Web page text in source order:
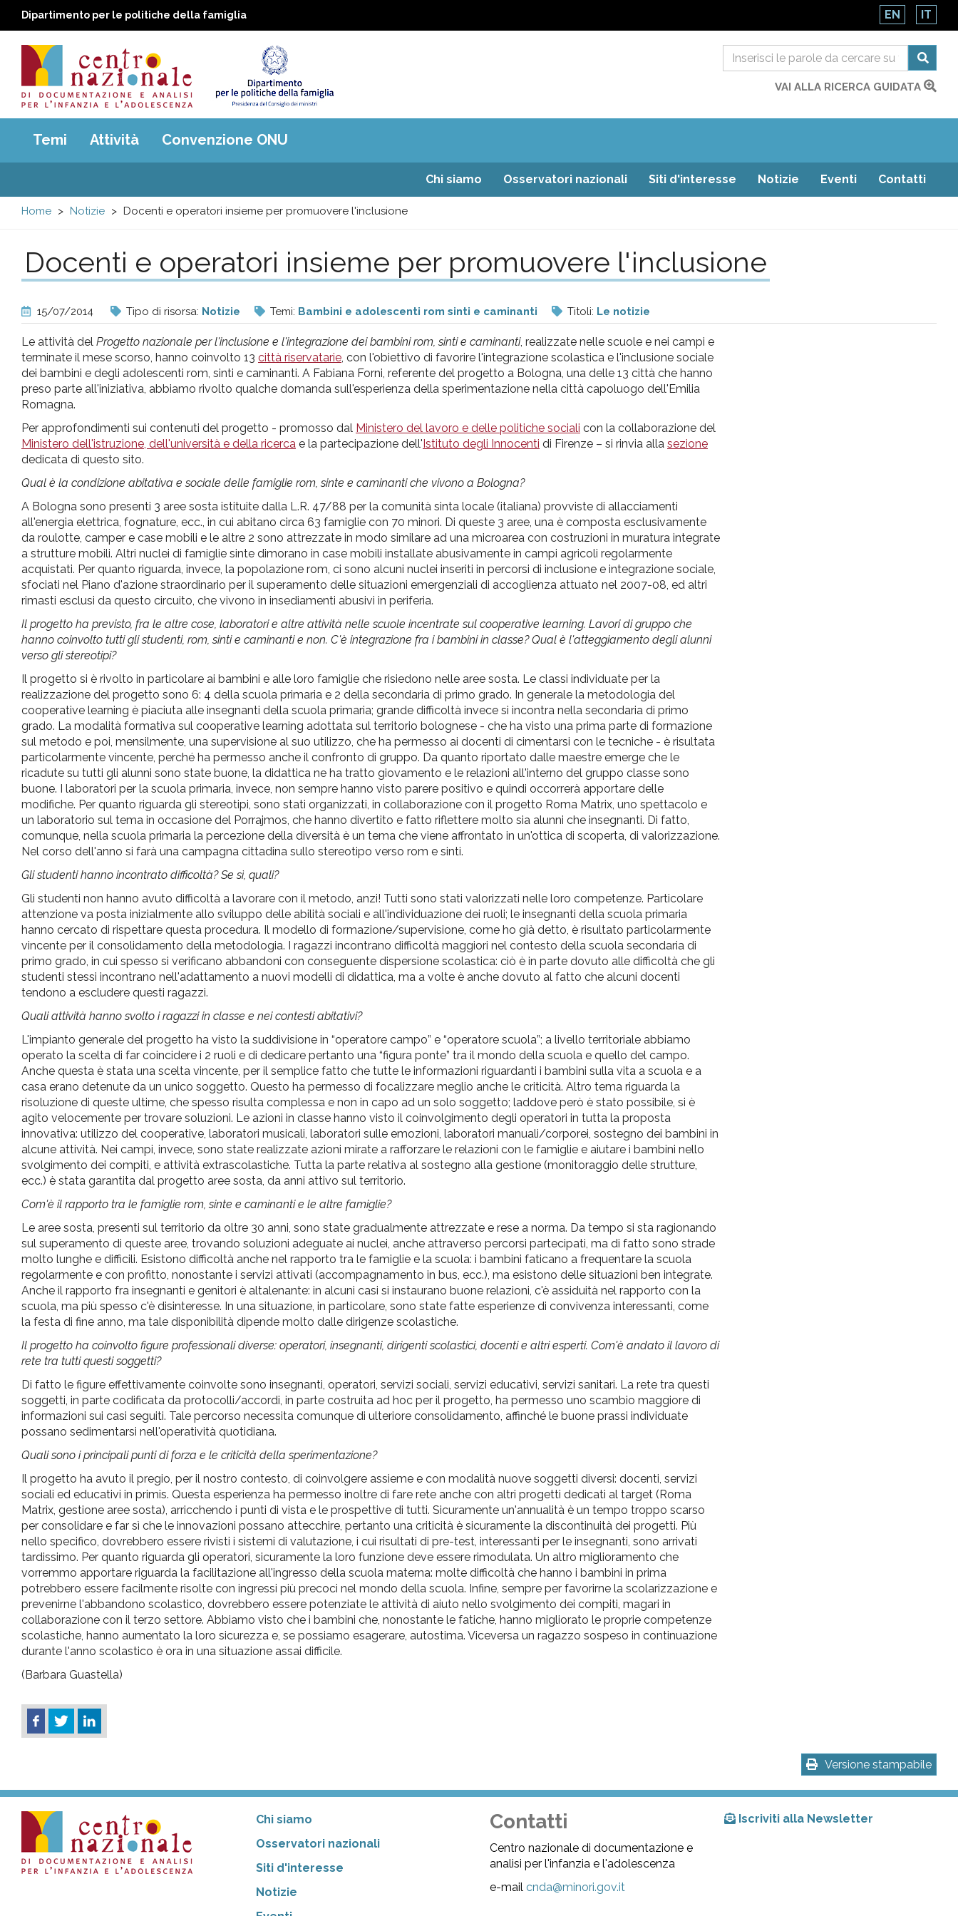
Dipartimento per le politiche della famiglia EN IT
Centro
nazionale
di
e
analisi
pr
l'infanzia
e
l'adolescenza
VAI ALLA RICERCA GUIDATA
Main
menu
Temi Attività Convenzione ONU
Chi siamo Osservatori nazionali Siti d'interesse Notizie Eventi Contatti
Home Notizie Docenti e operatori insieme per promuovere l'inclusione
Docenti e operatori insieme per promuovere l'inclusione
15/07/2014 Tipo di risorsa: Notizie Temi: Bambini e adolescenti rom sinti e caminanti Titoli: Le notizie
Le attività del Progetto nazionale per l'inclusione e l'integrazione dei bambini rom, sinti e caminanti, realizzate nelle scuole e nei campi e
terminate il mese scorso, hanno coinvolto 13 città riservatarie , con l'obiettivo di favorire l'integrazione scolastica e l'inclusione sociale
dei bambini e degli adolescenti rom, sinti e caminanti. A Fabiana Forni, referente del progetto a Bologna, una delle 13 città che hanno
preso parte all'iniziativa, abbiamo rivolto qualche domanda sull'esperienza della sperimentazione nella città capoluogo dell'Emilia
Romagna.
Per approfondimenti sui contenuti del progetto - promosso dal Ministero del lavoro e delle politiche sociali con la collaborazione del
Ministero dell'istruzione, dell'università e della ricerca e la partecipazione dell'Istituto degli Innocenti di Firenze – si rinvia alla sezione
dedicata di questo sito.
Qual è la condizione abitativa e sociale delle famiglie rom, sinte e caminanti che vivono a Bologna?
A Bologna sono presenti 3 aree sosta istituite dalla L.R. 47/88 per la comunità sinta locale (italiana) provviste di allacciamenti
all'energia elettrica, fognature, ecc., in cui abitano circa 63 famiglie con 70 minori. Di queste 3 aree, una è composta esclusivamente
da roulotte, camper e case mobili e le altre 2 sono attrezzate in modo similare ad una microarea con costruzioni in muratura integrate
a strutture mobili. Altri nuclei di famiglie sinte dimorano in case mobili installate abusivamente in campi agricoli regolarmente
acquistati. Per quanto riguarda, invece, la popolazione rom, ci sono alcuni nuclei inseriti in percorsi di inclusione e integrazione sociale,
sfociati nel Piano d'azione straordinario per il superamento delle situazioni emergenziali di accoglienza attuato nel 2007-08, ed altri
rimasti esclusi da questo circuito, che vivono in insediamenti abusivi in periferia.
Il progetto ha previsto, fra le altre cose, laboratori e altre attività nelle scuole incentrate sul cooperative learning. Lavori di gruppo che
hanno coinvolto tutti gli studenti, rom, sinti e caminanti e non. C'è integrazione fra i bambini in classe? Qual è l'atteggiamento degli alunni
verso gli stereotipi?
Il progetto si è rivolto in particolare ai bambini e alle loro famiglie che risiedono nelle aree sosta. Le classi individuate per la
realizzazione del progetto sono 6: 4 della scuola primaria e 2 della secondaria di primo grado. In generale la metodologia del
cooperative learning è piaciuta alle insegnanti della scuola primaria; grande difficoltà invece si incontra nella secondaria di primo
grado. La modalità formativa sul cooperative learning adottata sul territorio bolognese - che ha visto una prima parte di formazione
sul metodo e poi, mensilmente, una supervisione al suo utilizzo, che ha permesso ai docenti di cimentarsi con le tecniche - è risultata
particolarmente vincente, perché ha permesso anche il confronto di gruppo. Da quanto riportato dalle maestre emerge che le
ricadute su tutti gli alunni sono state buone, la didattica ne ha tratto giovamento e le relazioni all'interno del gruppo classe sono
buone. I laboratori per la scuola primaria, invece, non sempre hanno visto parere positivo e quindi occorrerà apportare delle
modifiche. Per quanto riguarda gli stereotipi, sono stati organizzati, in collaborazione con il progetto Roma Matrix, uno spettacolo e
un laboratorio sul tema in occasione del Porrajmos, che hanno divertito e fatto riflettere molto sia alunni che insegnanti. Di fatto,
comunque, nella scuola primaria la percezione della diversità è un tema che viene affrontato in un'ottica di scoperta, di valorizzazione.
Nel corso dell'anno si farà una campagna cittadina sullo stereotipo verso rom e sinti.
Gli studenti hanno incontrato difficoltà? Se sì, quali?
Gli studenti non hanno avuto difficoltà a lavorare con il metodo, anzi! Tutti sono stati valorizzati nelle loro competenze. Particolare
attenzione va posta inizialmente allo sviluppo delle abilità sociali e all'individuazione dei ruoli; le insegnanti della scuola primaria
hanno cercato di rispettare questa procedura. Il modello di formazione/supervisione, come ho già detto, è risultato particolarmente
vincente per il consolidamento della metodologia. I ragazzi incontrano difficoltà maggiori nel contesto della scuola secondaria di
primo grado, in cui spesso si verificano abbandoni con conseguente dispersione scolastica: ciò è in parte dovuto alle difficoltà che gli
studenti stessi incontrano nell'adattamento a nuovi modelli di didattica, ma a volte è anche dovuto al fatto che alcuni docenti
tendono a escludere questi ragazzi.
Quali attività hanno svolto i ragazzi in classe e nei contesti abitativi?
L'impianto generale del progetto ha visto la suddivisione in “operatore campo” e “operatore scuola”; a livello territoriale abbiamo
operato la scelta di far coincidere i 2 ruoli e di dedicare pertanto una “figura ponte” tra il mondo della scuola e quello del campo.
Anche questa è stata una scelta vincente, per il semplice fatto che tutte le informazioni riguardanti i bambini sulla vita a scuola e a
casa erano detenute da un unico soggetto. Questo ha permesso di focalizzare meglio anche le criticità. Altro tema riguarda la
risoluzione di queste ultime, che spesso risulta complessa e non in capo ad un solo soggetto; laddove però è stato possibile, si è
agito velocemente per trovare soluzioni. Le azioni in classe hanno visto il coinvolgimento degli operatori in tutta la proposta
innovativa: utilizzo del cooperative, laboratori musicali, laboratori sulle emozioni, laboratori manuali/corporei, sostegno dei bambini in
alcune attività. Nei campi, invece, sono state realizzate azioni mirate a rafforzare le relazioni con le famiglie e aiutare i bambini nello
svolgimento dei compiti, e attività extrascolastiche. Tutta la parte relativa al sostegno alla gestione (monitoraggio delle strutture,
ecc.) è stata garantita dal progetto aree sosta, da anni attivo sul territorio.
Com'è il rapporto tra le famiglie rom, sinte e caminanti e le altre famiglie?
Le aree sosta, presenti sul territorio da oltre 30 anni, sono state gradualmente attrezzate e rese a norma. Da tempo si sta ragionando
sul superamento di queste aree, trovando soluzioni adeguate ai nuclei, anche attraverso percorsi partecipati, ma di fatto sono strade
molto lunghe e difficili. Esistono difficoltà anche nel rapporto tra le famiglie e la scuola: i bambini faticano a frequentare la scuola
regolarmente e con profitto, nonostante i servizi attivati (accompagnamento in bus, ecc.), ma esistono delle situazioni ben integrate.
Anche il rapporto fra insegnanti e genitori è altalenante: in alcuni casi si instaurano buone relazioni, c'è assiduità nel rapporto con la
scuola, ma più spesso c'è disinteresse. In una situazione, in particolare, sono state fatte esperienze di convivenza interessanti, come
la festa di fine anno, ma tale disponibilità dipende molto dalle dirigenze scolastiche.
Il progetto ha coinvolto figure professionali diverse: operatori, insegnanti, dirigenti scolastici, docenti e altri esperti. Com'è andato il lavoro di
rete tra tutti questi soggetti?
Di fatto le figure effettivamente coinvolte sono insegnanti, operatori, servizi sociali, servizi educativi, servizi sanitari. La rete tra questi
soggetti, in parte codificata da protocolli/accordi, in parte costruita ad hoc per il progetto, ha permesso uno scambio maggiore di
informazioni sui casi seguiti. Tale percorso necessita comunque di ulteriore consolidamento, affinché le buone prassi individuate
possano sedimentarsi nell'operatività quotidiana.
Quali sono i principali punti di forza e le criticità della sperimentazione?
Il progetto ha avuto il pregio, per il nostro contesto, di coinvolgere assieme e con modalità nuove soggetti diversi: docenti, servizi
sociali ed educativi in primis. Questa esperienza ha permesso inoltre di fare rete anche con altri progetti dedicati al target (Roma
Matrix, gestione aree sosta), arricchendo i punti di vista e le prospettive di tutti. Sicuramente un'annualità è un tempo troppo scarso
per consolidare e far sì che le innovazioni possano attecchire, pertanto una criticità è sicuramente la discontinuità dei progetti. Più
nello specifico, dovrebbero essere rivisti i sistemi di valutazione, i cui risultati di pre-test, interessanti per le insegnanti, sono arrivati
tardissimo. Per quanto riguarda gli operatori, sicuramente la loro funzione deve essere rimodulata. Un altro miglioramento che
vorremmo apportare riguarda la facilitazione all'ingresso della scuola materna: molte difficoltà che hanno i bambini in prima
potrebbero essere facilmente risolte con ingressi più precoci nel mondo della scuola. Infine, sempre per favorirne la scolarizzazione e
prevenirne l'abbandono scolastico, dovrebbero essere potenziate le attività di aiuto nello svolgimento dei compiti, magari in
collaborazione con il terzo settore. Abbiamo visto che i bambini che, nonostante le fatiche, hanno migliorato le proprie competenze
scolastiche, hanno aumentato la loro sicurezza e, se possiamo esagerare, autostima. Viceversa un ragazzo sospeso in continuazione
durante l'anno scolastico è ora in una situazione assai difficile.
(Barbara Guastella)
Versione stampabile
Chi siamo
Osservatori nazionali
Siti d'interesse
Notizie
Contatti
Centro nazionale di documentazione e
analisi per l'infanzia e l'adolescenza
e-mailcnda@minori.gov.it
Iscriviti alla Newsletter